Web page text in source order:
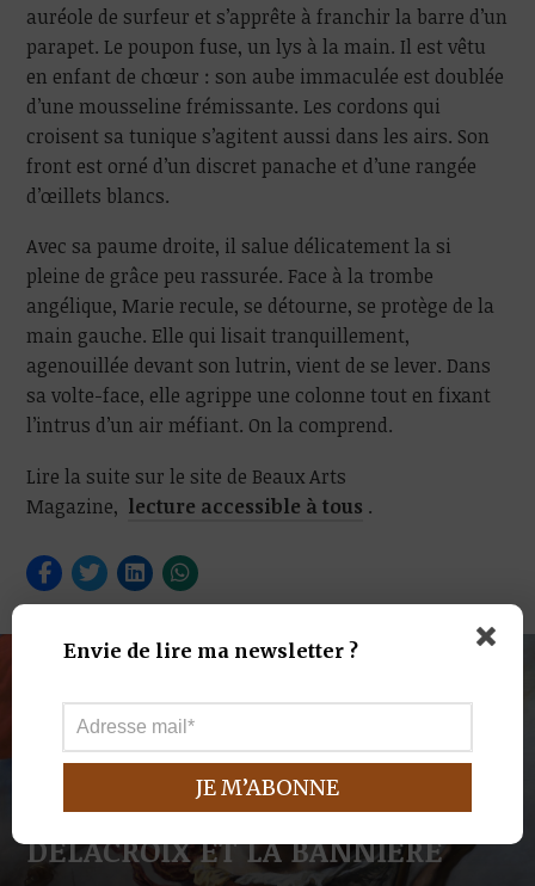
auréole de surfeur et s’apprête à franchir la barre d’un
parapet. Le poupon fuse, un lys à la main. Il est vêtu
en enfant de chœur : son aube immaculée est doublée
d’une mousseline frémissante. Les cordons qui
croisent sa tunique s’agitent aussi dans les airs. Son
front est orné d’un discret panache et d’une rangée
d’œillets blancs.
Avec sa paume droite, il salue délicatement la si
pleine de grâce peu rassurée. Face à la trombe
angélique, Marie recule, se détourne, se protège de la
main gauche. Elle qui lisait tranquillement,
agenouillée devant son lutrin, vient de se lever. Dans
sa volte-face, elle agrippe une colonne tout en fixant
l’intrus d’un air méfiant. On la comprend.
Lire la suite sur le site de Beaux Arts
Magazine, lecture accessible à tous .
DELACROIX ET LA BANNIÈRE
Envie de lire ma newsletter ?